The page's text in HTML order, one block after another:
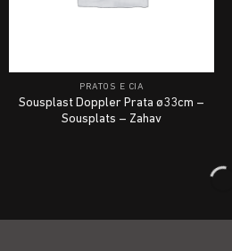
PRATOS E CIA
Sousplast Doppler Prata ø33cm –
Sousplats – Zahav